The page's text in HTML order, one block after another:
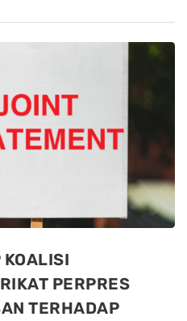
KOALISI
PERPRES
TERHADAP